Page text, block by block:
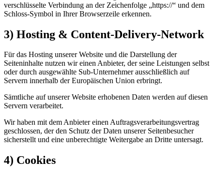
verschlüsselte Verbindung an der Zeichenfolge „https://“ und dem
Schloss-Symbol in Ihrer Browserzeile erkennen.
3) Hosting & Content-Delivery-Network
Für das Hosting unserer Website und die Darstellung der
Seiteninhalte nutzen wir einen Anbieter, der seine Leistungen selbst
oder durch ausgewählte Sub-Unternehmer ausschließlich auf
Servern innerhalb der Europäischen Union erbringt.
Sämtliche auf unserer Website erhobenen Daten werden auf diesen
Servern verarbeitet.
Wir haben mit dem Anbieter einen Auftragsverarbeitungsvertrag
geschlossen, der den Schutz der Daten unserer Seitenbesucher
sicherstellt und eine unberechtigte Weitergabe an Dritte untersagt.
4) Cookies